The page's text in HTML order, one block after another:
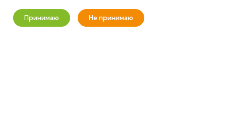
+7 (800) 100-37-51
Принимаю Не принимаю